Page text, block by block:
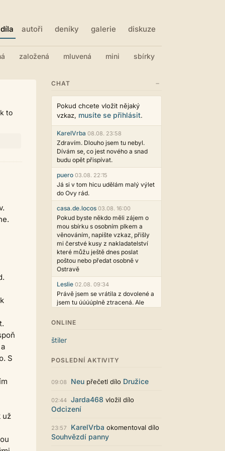
díla autoři deníky galerie diskuze
založená mluvená mini sbírky
to
S
už
CHAT −
Pokud chcete vložit nějaký
vzkaz, musíte se přihlásit.
KarelVrba 08.08. 23:58
Zdravím. Dlouho jsem tu nebyl.
Dívám se, co jest nového a snad
budu opět přispívat.
puero 03.08. 22:15
Já si v tom hicu udělám malý výlet
do Ovy rád.
casa.de.locos 03.08. 16:00
Pokud byste někdo měli zájem o
mou sbírku s osobním plkem a
věnováním, napište vzkaz, přišly
mi čerstvé kusy z nakladatelství
které můžu ještě dnes poslat
poštou nebo předat osobně v
Ostravě
Leslie 02.08. 09:34
Právě jsem se vrátila z dovolené a
jsem tu úúúúplně ztracená. Ale
casa.de.locos
wow, toto je hodně nezvyk, ale
není to vůbec ošklivé
Jarda468 31.07. 12:50
reklama co zasahovala do chatu je
myslím také už v pořádku,
Singularis
vzhledu. Na některých místech
jsou sice mezi prvky příliš velké
ONLINE
štiler
POSLEDNÍ AKTIVITY
09:08 Neu přečetl dílo Družice
02:44 Jarda468 vložil dílo
Odcizení
23:57 KarelVrba okomentoval dílo
Souhvězdí panny